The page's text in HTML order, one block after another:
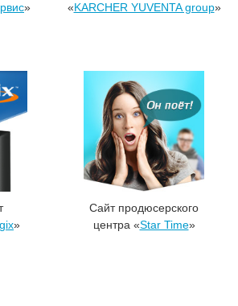
»
«KARCHER YUVENTA group»
»
Сайт продюсерского
центра «Star Time»